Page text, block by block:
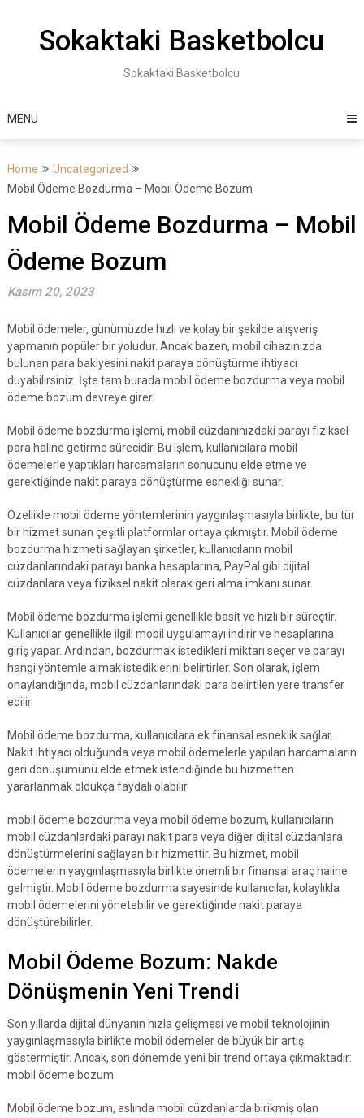
Sokaktaki Basketbolcu
Sokaktaki Basketbolcu
MENU
Home
Uncategorized
Mobil Ödeme Bozdurma – Mobil Ödeme Bozum
Mobil Ödeme Bozdurma – Mobil
Ödeme Bozum
Kasım 20, 2023
Mobil ödemeler, günümüzde hızlı ve kolay bir şekilde alışveriş
yapmanın popüler bir yoludur. Ancak bazen, mobil cihazınızda
bulunan para bakiyesini nakit paraya dönüştürme ihtiyacı
duyabilirsiniz. İşte tam burada mobil ödeme bozdurma veya mobil
ödeme bozum devreye girer.
Mobil ödeme bozdurma işlemi, mobil cüzdanınızdaki parayı fiziksel
para haline getirme sürecidir. Bu işlem, kullanıcılara mobil
ödemelerle yaptıkları harcamaların sonucunu elde etme ve
gerektiğinde nakit paraya dönüştürme esnekliği sunar.
Özellikle mobil ödeme yöntemlerinin yaygınlaşmasıyla birlikte, bu tür
bir hizmet sunan çeşitli platformlar ortaya çıkmıştır. Mobil ödeme
bozdurma hizmeti sağlayan şirketler, kullanıcıların mobil
cüzdanlarındaki parayı banka hesaplarına, PayPal gibi dijital
cüzdanlara veya fiziksel nakit olarak geri alma imkanı sunar.
Mobil ödeme bozdurma işlemi genellikle basit ve hızlı bir süreçtir.
Kullanıcılar genellikle ilgili mobil uygulamayı indirir ve hesaplarına
giriş yapar. Ardından, bozdurmak istedikleri miktarı seçer ve parayı
hangi yöntemle almak istediklerini belirtirler. Son olarak, işlem
onaylandığında, mobil cüzdanlarındaki para belirtilen yere transfer
edilir.
Mobil ödeme bozdurma, kullanıcılara ek finansal esneklik sağlar.
Nakit ihtiyacı olduğunda veya mobil ödemelerle yapılan harcamaların
geri dönüşümünü elde etmek istendiğinde bu hizmetten
yararlanmak oldukça faydalı olabilir.
mobil ödeme bozdurma veya mobil ödeme bozum, kullanıcıların
mobil cüzdanlardaki parayı nakit para veya diğer dijital cüzdanlara
dönüştürmelerini sağlayan bir hizmettir. Bu hizmet, mobil
ödemelerin yaygınlaşmasıyla birlikte önemli bir finansal araç haline
gelmiştir. Mobil ödeme bozdurma sayesinde kullanıcılar, kolaylıkla
mobil ödemelerini yönetebilir ve gerektiğinde nakit paraya
dönüştürebilirler.
Mobil Ödeme Bozum: Nakde
Dönüşmenin Yeni Trendi
Son yıllarda dijital dünyanın hızla gelişmesi ve mobil teknolojinin
yaygınlaşmasıyla birlikte mobil ödemeler de büyük bir artış
göstermiştir. Ancak, son dönemde yeni bir trend ortaya çıkmaktadır:
mobil ödeme bozum.
Mobil ödeme bozum, aslında mobil cüzdanlarda birikmiş olan